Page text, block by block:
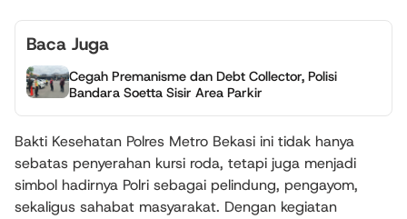
Baca Juga
Cegah Premanisme dan Debt Collector, Polisi
Bandara Soetta Sisir Area Parkir
Bakti Kesehatan Polres Metro Bekasi ini tidak hanya
sebatas penyerahan kursi roda, tetapi juga menjadi
simbol hadirnya Polri sebagai pelindung, pengayom,
sekaligus sahabat masyarakat. Dengan kegiatan